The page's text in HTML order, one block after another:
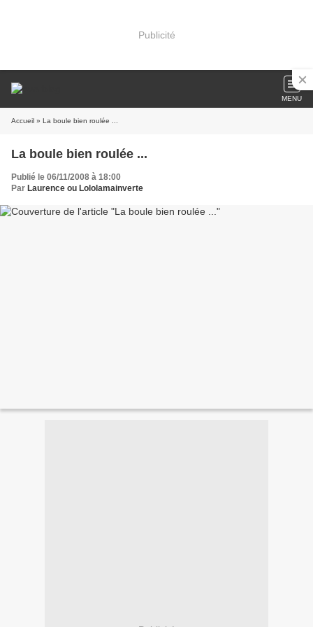
Publicité
MENU
Accueil » La boule bien roulée ...
La boule bien roulée ...
Publié le 06/11/2008 à 18:00
Par Laurence ou Lololamainverte